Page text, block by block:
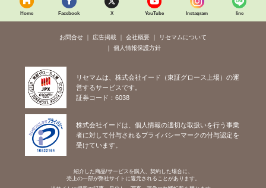
Home Facebook X YouTube Instagram line
お問合せ 広告掲載 会社概要
リセマムについて
個人情報保護方針
リセマムは、株式会社イード（東証グロース上場）の運
営するサービスです。
証券コード：6038
株式会社イードは、個人情報の適切な取扱いを行う事業
者に対して付与されるプライバシーマークの付与認定を
受けています。
紹介した商品/サービスを購入、契約した場合に、
売上の一部が弊社サイトに還元されることがあります。